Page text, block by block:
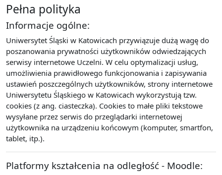
Pełna polityka
Informacje ogólne:
Uniwersytet Śląski w Katowicach przywiązuje dużą wagę do
poszanowania prywatności użytkowników odwiedzających
serwisy internetowe Uczelni. W celu optymalizacji usług,
umożliwienia prawidłowego funkcjonowania i zapisywania
ustawień poszczególnych użytkowników, strony internetowe
Uniwersytetu Śląskiego w Katowicach wykorzystują tzw.
cookies (z ang. ciasteczka). Cookies to małe pliki tekstowe
wysyłane przez serwis do przeglądarki internetowej
użytkownika na urządzeniu końcowym (komputer, smartfon,
tablet, itp.).
Platformy kształcenia na odległość - Moodle: